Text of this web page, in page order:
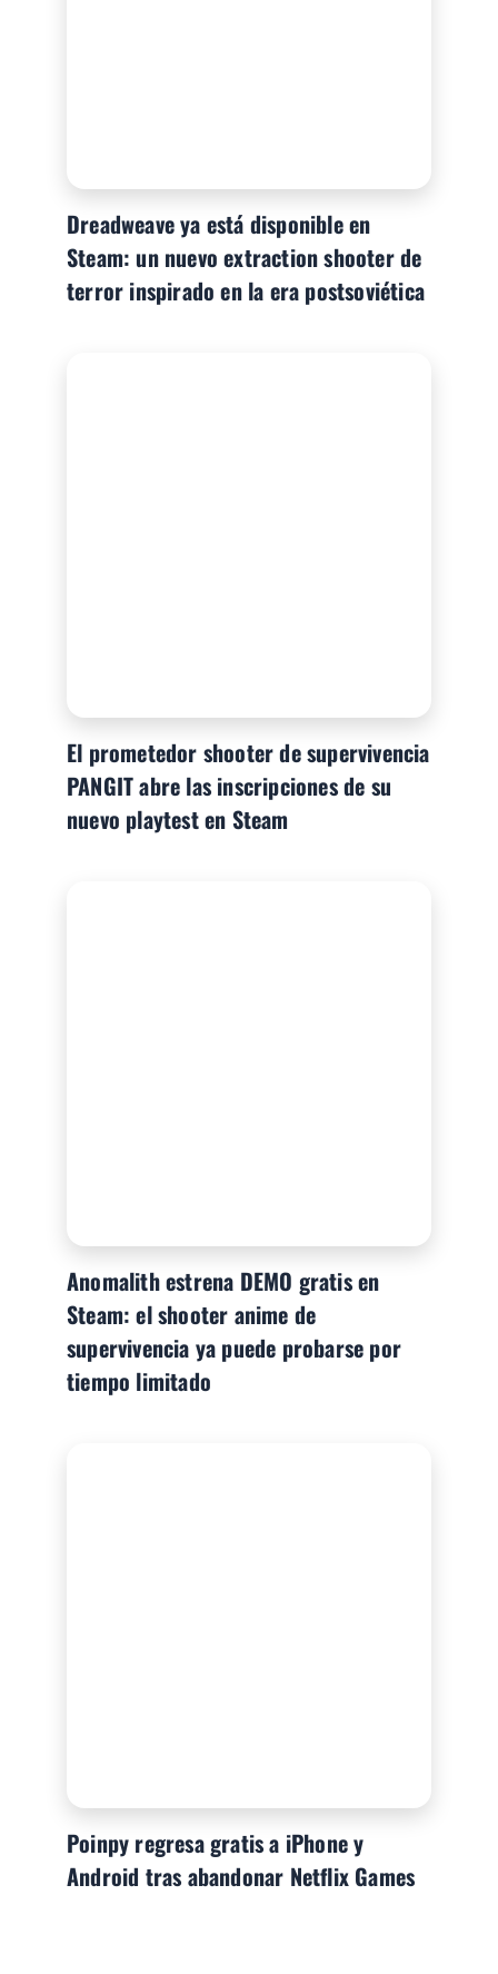
Dreadweave ya está disponible en
Steam: un nuevo extraction shooter de
terror inspirado en la era postsoviética
El prometedor shooter de supervivencia
PANGIT abre las inscripciones de su
nuevo playtest en Steam
Anomalith estrena DEMO gratis en
Steam: el shooter anime de
supervivencia ya puede probarse por
tiempo limitado
Poinpy regresa gratis a iPhone y
Android tras abandonar Netflix Games